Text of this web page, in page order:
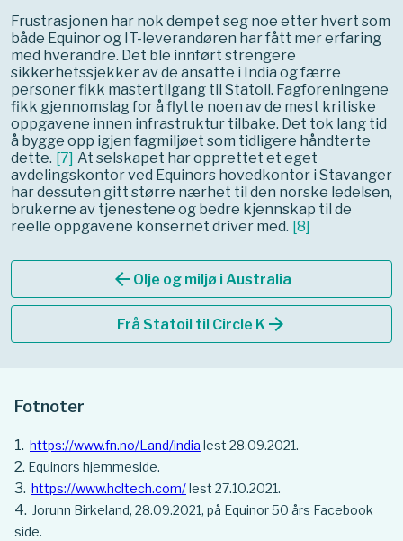
Frustrasjonen har nok dempet seg noe etter hvert som
både Equinor og IT-leverandøren har fått mer erfaring
med hverandre. Det ble innført strengere
sikkerhetssjekker av de ansatte i India og færre
personer fikk mastertilgang til Statoil. Fagforeningene
fikk gjennomslag for å flytte noen av de mest kritiske
oppgavene innen infrastruktur tilbake. Det tok lang tid
å bygge opp igjen fagmiljøet som tidligere håndterte
dette. [7] At selskapet har opprettet et eget
avdelingskontor ved Equinors hovedkontor i Stavanger
har dessuten gitt større nærhet til den norske ledelsen,
brukerne av tjenestene og bedre kjennskap til de
reelle oppgavene konsernet driver med. [8]
arrow_back Olje og miljø i Australia
Frå Statoil til Circle Karrow_forward
Fotnoter
https://www.fn.no/Land/india lest 28.09.2021.
Equinors hjemmeside.
https://www.hcltech.com/ lest 27.10.2021.
Jorunn Birkeland, 28.09.2021, på Equinor 50 års Facebook
side.